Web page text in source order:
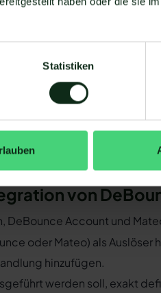
Statistiken
zu können, müssen
WhatsApp-Business-API
muss die nötige
der WhatsApp API
Mit Mateo stehen Ihnen
verbinden können.
je nach dem
Wir zeigen Ihnen im
funktioniert.
von
DeBounce Account und
oder Mateo) als Auslöser
hinzufügen.
werden soll, exakt